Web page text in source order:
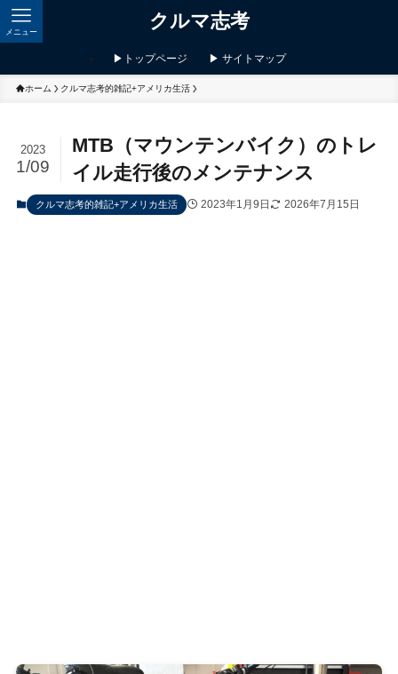
クルマ志考
メニュー
▶トップページ ▶ サイトマップ
ホーム クルマ志考的雑記+アメリカ生活
MTB（マウンテンバイク）のトレ
イル走行後のメンテナンス
2023
1/09
クルマ志考的雑記+アメリカ生活 2023年1月9日 2026年7月15日